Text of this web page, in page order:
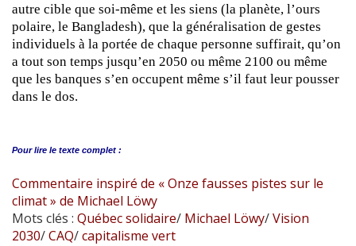
autre cible que soi-même et les siens (la planète, l’ours
polaire, le Bangladesh), que la généralisation de gestes
individuels à la portée de chaque personne suffirait, qu’on
a tout son temps jusqu’en 2050 ou même 2100 ou même
que les banques s’en occupent même s’il faut leur pousser
dans le dos.
Pour lire le texte complet :
Commentaire inspiré de « Onze fausses pistes sur le
climat » de Michael Löwy
Mots clés : Québec solidaire/ Michael Löwy/Vision
2030/CAQ/capitalisme vert